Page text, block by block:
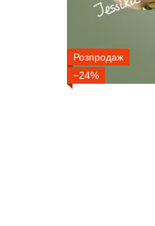
Розпродаж
−24%